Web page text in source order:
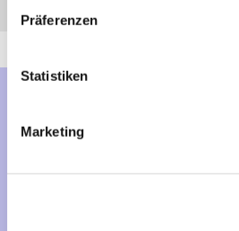
Präferenzen
Statistiken
Marketing
Anfrage
Artikelfinder